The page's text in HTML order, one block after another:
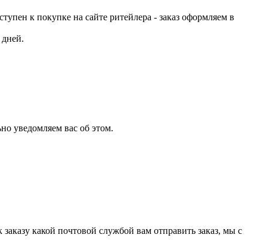
к покупке на сайте ритейлера - заказ оформляем в
уведомляем вас об этом.
какой почтовой службой вам отправить заказ, мы с